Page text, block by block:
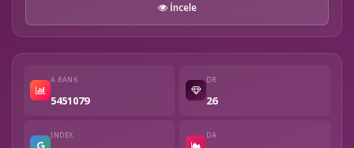
İncele
A.RANK
5451079
DR
26
INDEX DA